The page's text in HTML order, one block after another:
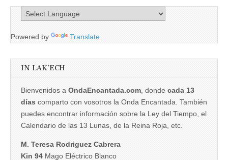
Powered by Translate
IN LAK’ECH
Bienvenidos a OndaEncantada.com , donde cada 13
días comparto con vosotros la Onda Encantada. También
puedes encontrar información sobre la Ley del Tiempo, el
Calendario de las 13 Lunas, de la Reina Roja, etc.
M. Teresa Rodriguez Cabrera
Kin 94 Mago Eléctrico Blanco